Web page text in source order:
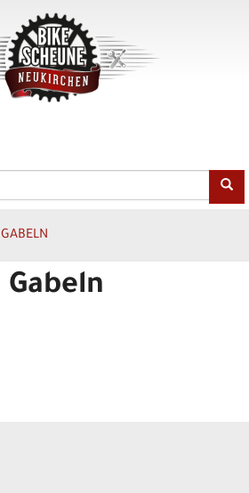
GABELN
Gabeln